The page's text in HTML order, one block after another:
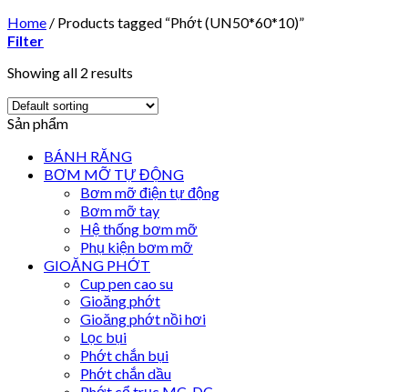
Home / Products tagged “Phớt (UN50*60*10)”
Filter
Showing all 2 results
Sản phẩm
BÁNH RĂNG
BƠM MỠ TỰ ĐỘNG
Bơm mỡ điện tự động
Bơm mỡ tay
Hệ thống bơm mỡ
Phụ kiện bơm mỡ
GIOĂNG PHỚT
Cup pen cao su
Gioăng phớt
Gioăng phớt nồi hơi
Lọc bụi
Phớt chắn bụi
Phớt chắn dầu